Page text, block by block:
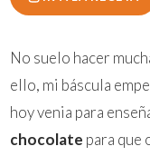
No suelo hacer
ello, mi báscula
hoy venia para
chocolate para que